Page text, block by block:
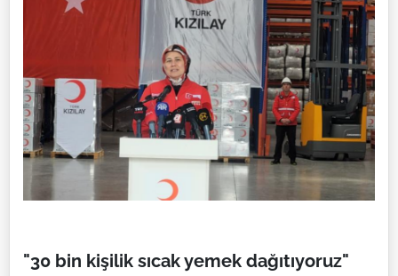
"30 bin kişilik sıcak yemek dağıtıyoruz"